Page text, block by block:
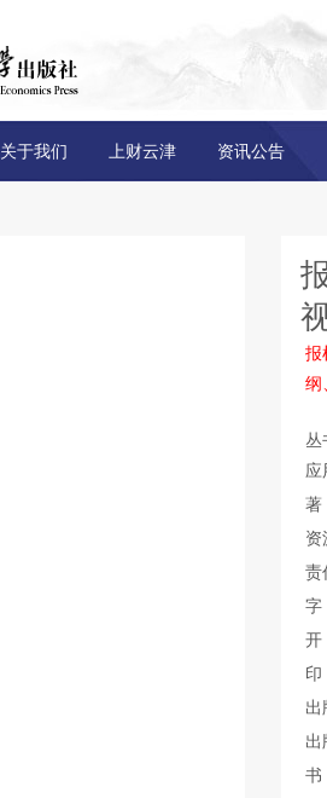
关于我们 上财云津 资讯公告
报
纲
丛
应
著
资
责
出
出